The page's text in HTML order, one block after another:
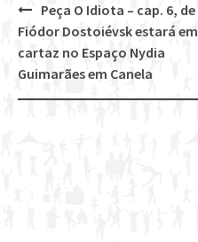
Post
navigation
Peça O Idiota – cap. 6, de
Fiódor Dostoiévsk estará em
cartaz no Espaço Nydia
Guimarães em Canela